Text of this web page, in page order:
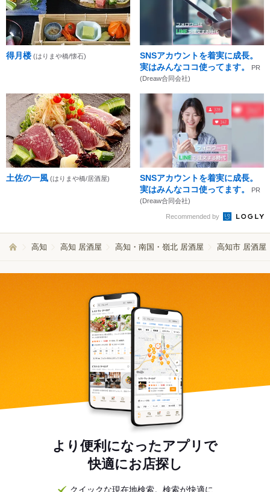
得月楼 (はりまや橋/懐石)
SNSアカウントを着実に成長。
実はみんなココ使ってます。
PR
(Dreaw合同会社)
土佐の一風 (はりまや橋/居酒屋)
SNSアカウントを着実に成長。
実はみんなココ使ってます。
PR
(Dreaw合同会社)
Recommended by
高知 高知 居酒屋 高知・南国・嶺北 居酒屋 高知市 居酒屋
より便利になったアプリで
快適にお店探し
クイックな現在地検索。検索が快適に